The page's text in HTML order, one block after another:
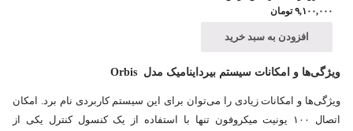
۹,۱۰۰,۰۰۰ تومان
افزودن به سبد خرید
ویژگی‌ها و امکانات سیستم بیرداینامیک مدل
ویژگی‌ها و امکانات زیادی را می‌توان برای این سیستم کاربردی نام برد. امکان
اتصال ۱۰۰ یونیت میکروفون تنها با استفاده از یک کنسول کنترل یکی از